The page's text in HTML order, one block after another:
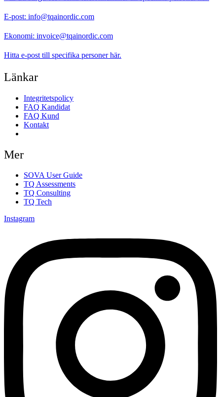
E-post: info@tqainordic.com
Ekonomi: invoice@tqainordic.com
Hitta e-post till specifika personerhär.
Länkar
Integritetspolicy
FAQ Kandidat
FAQ Kund
Kontakt
Mer
SOVA User Guide
TQ Assessments
TQ Consulting
TQ Tech
Instagram